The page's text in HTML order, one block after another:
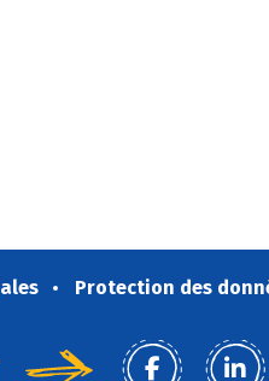
Protection des